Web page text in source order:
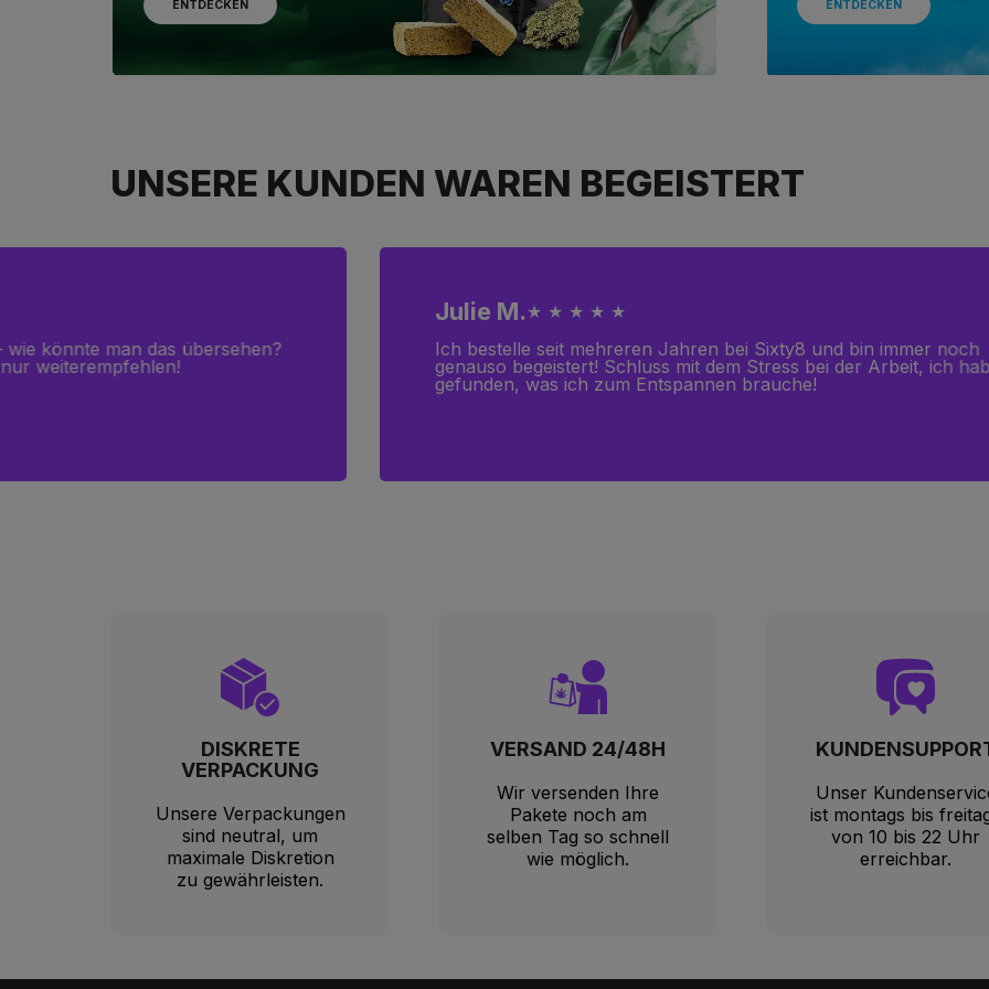
ENTDECKEN ENTDECKEN
UNSERE KUNDEN WAREN BEGEISTERT
wie könnte man das übersehen?
weiterempfehlen!
Julie M. ★ ★ ★ ★ ★
Ich bestelle seit mehreren Jahren bei Sixty8 und bin immer noch
genauso begeistert! Schluss mit dem Stress bei der Arbeit, ich
gefunden, was ich zum Entspannen brauche!
DISKRETE
VERPACKUNG
Unsere Verpackungen
sind neutral, um
maximale Diskretion
zu gewährleisten.
VERSAND 24/48H
Wir versenden Ihre
Pakete noch am
selben Tag so schnell
wie möglich.
Unser
ist montags bis
von 10 bis 22 Uhr
erreichbar.